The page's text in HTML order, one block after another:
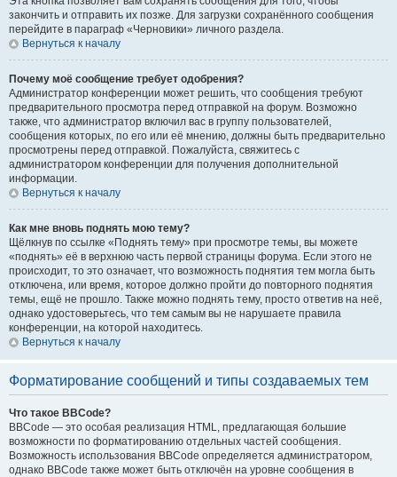
закончить и отправить их позже. Для загрузки сохранённого сообщения
перейдите в параграф «Черновики» личного раздела.
Вернуться к началу
Почему моё сообщение требует одобрения?
Администратор конференции может решить, что сообщения требуют
предварительного просмотра перед отправкой на форум. Возможно
также, что администратор включил вас в группу пользователей,
сообщения которых, по его или её мнению, должны быть предварительно
просмотрены перед отправкой. Пожалуйста, свяжитесь с
администратором конференции для получения дополнительной
информации.
Вернуться к началу
Как мне вновь поднять мою тему?
Щёлкнув по ссылке «Поднять тему» при просмотре темы, вы можете
«поднять» её в верхнюю часть первой страницы форума. Если этого не
происходит, то это означает, что возможность поднятия тем могла быть
отключена, или время, которое должно пройти до повторного поднятия
темы, ещё не прошло. Также можно поднять тему, просто ответив на неё,
однако удостоверьтесь, что тем самым вы не нарушаете правила
конференции, на которой находитесь.
Вернуться к началу
Форматирование сообщений и типы создаваемых тем
Что такое BBCode?
BBCode — это особая реализация HTML, предлагающая большие
возможности по форматированию отдельных частей сообщения.
Возможность использования BBCode определяется администратором,
однако BBCode также может быть отключён на уровне сообщения в